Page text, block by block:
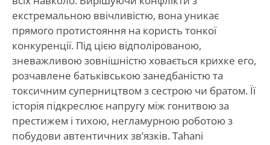
екстремальною ввічливістю, вона уникає
прямого протистояння на користь тонкої
конкуренції. Під цією відполірованою,
зневажливою зовнішністю ховається крихке его,
розчавлене батьківською занедбаністю та
токсичним суперництвом з сестрою чи братом. Її
історія підкреслює напругу між гонитвою за
престижем і тихою, негламурною роботою з
побудови автентичних зв’язків. Tahani